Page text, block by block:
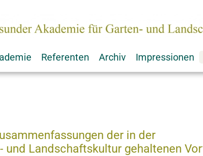
Referenten Archiv Impressionen
der in der
und Landschaftskultur gehaltenen